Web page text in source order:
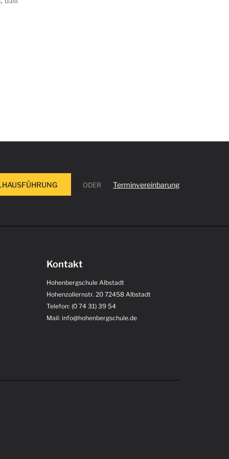
Terminvereinbarung
ODER
Kontakt
Hohenbergschule Albstadt
Hohenzollernstr. 20 72458 Albstadt
Telefon: (0 74 31) 39 54
Mail: info@hohenbergschule.de